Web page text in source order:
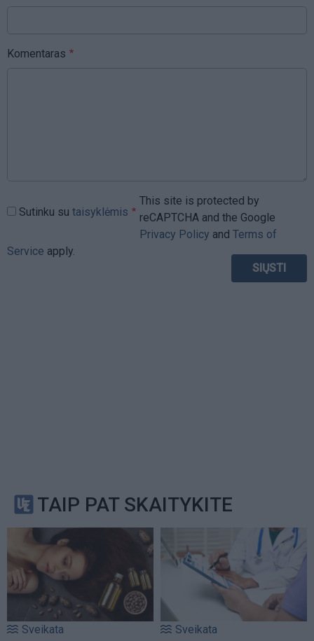
Komentaras
Sutinku su taisyklėmis
This site is protected by
reCAPTCHA and the Google
Privacy Policy and Terms of
Service apply.
TAIP PAT SKAITYKITE
Sveikata Sveikata